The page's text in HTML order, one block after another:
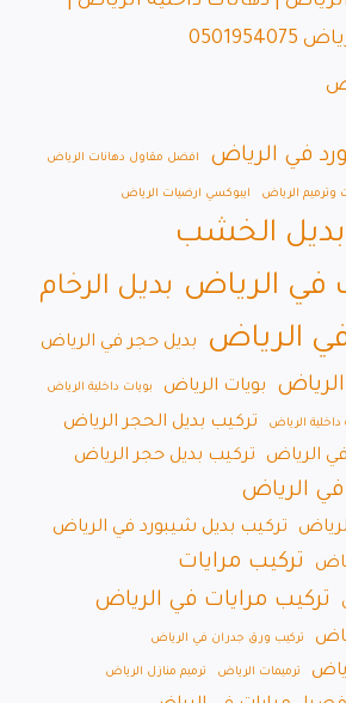
في الرياض افضل مقاول دهانات الرياض
الرياض ايبوكسي ارضيات الرياض
بديل الخشب
في الرياض بديل الرخام
الرياض بديل حجر في الرياض
بويات الرياض بويات داخلية الرياض
داخلية الرياض
تركيب بديل الحجر الرياض
الرياض
تركيب بديل حجر الرياض
في الرياض
تركيب بديل شيبورد في الرياض
تركيب مرايات
تركيب مرايات في الرياض
تركيب ورق جدران في الرياض
ترميمات الرياض ترميم منازل الرياض